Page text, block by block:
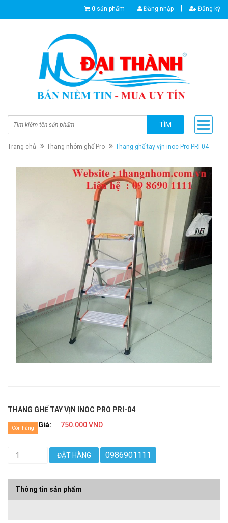
0 sản phẩm Đăng nhập Đăng ký
TÌM
Trang chủ Thang nhôm ghế Pro Thang ghế tay vịn inoc Pro PRI-04
THANG GHẾ TAY VỊN INOC PRO PRI-04
Giá:
750.000 VND
Còn hàng
ĐẶT HÀNG 0986901111
Thông tin sản phẩm